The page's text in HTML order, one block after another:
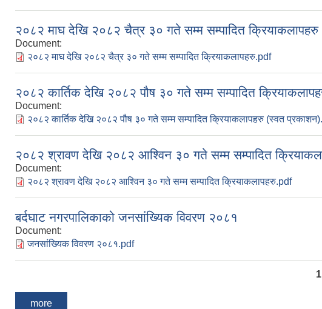
२०८२ माघ देखि २०८२ चैत्र ३० गते सम्म सम्पादित क्रियाकलापहरु
Document:
२०८२ माघ देखि २०८२ चैत्र ३० गते सम्म सम्पादित क्रियाकलापहरु.pdf
२०८२ कार्तिक देखि २०८२ पौष ३० गते सम्म सम्पादित
Document:
२०८२ कार्तिक देखि २०८२ पौष ३० गते सम्म सम्पादित क्रियाकलापहरु (स्वत
२०८२ श्रावण देखि २०८२ आश्विन ३० गते सम्म सम्पादित
Document:
२०८२ श्रावण देखि २०८२ आश्विन ३० गते सम्म सम्पादित क्रियाकलापहरु.pdf
बर्दघाट नगरपालिकाको जनसांख्यिक विवरण २०८१
Document:
जनसांख्यिक विवरण २०८१.pdf
1
more